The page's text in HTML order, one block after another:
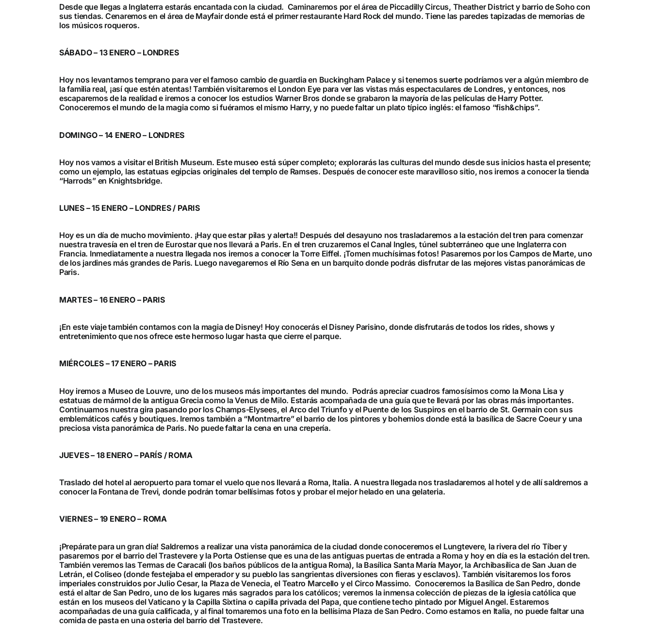
Desde que llegas a Inglaterra estarás encantada con la ciudad. Caminaremos por el área de Piccadilly Circus, Theather District y barrio de Soho con
sus tiendas. Cenaremos en el área de Mayfair donde está el primer restaurante Hard Rock del mundo. Tiene las paredes tapizadas de memorias de
los músicos roqueros.
SÁBADO – 13 ENERO – LONDRES
Hoy nos levantamos temprano para ver el famoso cambio de guardia en Buckingham Palace y si tenemos suerte podríamos ver a algún miembro de
la familia real, ¡así que estén atentas! También visitaremos el London Eye para ver las vistas más espectaculares de Londres, y entonces, nos
escaparemos de la realidad e iremos a conocer los estudios Warner Bros donde se grabaron la mayoría de las películas de Harry Potter.
Conoceremos el mundo de la magia como si fuéramos el mismo Harry, y no puede faltar un plato típico inglés: el famoso “fish&chips”.
DOMINGO – 14 ENERO – LONDRES
Hoy nos vamos a visitar el British Museum. Este museo está súper completo; explorarás las culturas del mundo desde sus inicios hasta el presente;
como un ejemplo, las estatuas egipcias originales del templo de Ramses. Después de conocer este maravilloso sitio, nos iremos a conocer la tienda
“Harrods” en Knightsbridge.
LUNES – 15 ENERO – LONDRES / PARIS
Hoy es un día de mucho movimiento. ¡Hay que estar pilas y alerta!! Después del desayuno nos trasladaremos a la estación del tren para comenzar
nuestra travesía en el tren de Eurostar que nos llevará a Paris. En el tren cruzaremos el Canal Ingles, túnel subterráneo que une Inglaterra con
Francia. Inmediatamente a nuestra llegada nos iremos a conocer la Torre Eiffel. ¡Tomen muchísimas fotos! Pasaremos por los Campos de Marte, uno
de los jardines más grandes de Paris. Luego navegaremos el Río Sena en un barquito donde podrás disfrutar de las mejores vistas panorámicas de
Paris.
MARTES – 16 ENERO – PARIS
¡En este viaje también contamos con la magia de Disney! Hoy conocerás el Disney Parisino, donde disfrutarás de todos los rides, shows y
entretenimiento que nos ofrece este hermoso lugar hasta que cierre el parque.
MIÉRCOLES – 17 ENERO – PARIS
Hoy iremos a Museo de Louvre, uno de los museos más importantes del mundo. Podrás apreciar cuadros famosísimos como la Mona Lisa y
estatuas de mármol de la antigua Grecia como la Venus de Milo. Estarás acompañada de una guía que te llevará por las obras más importantes.
Continuamos nuestra gira pasando por los Champs-Elysees, el Arco del Triunfo y el Puente de los Suspiros en el barrio de St. Germain con sus
emblemáticos cafés y boutiques. Iremos también a “Montmartre” el barrio de los pintores y bohemios donde está la basílica de Sacre Coeur y una
preciosa vista panorámica de Paris. No puede faltar la cena en una crepería.
JUEVES – 18 ENERO – PARÍS / ROMA
Traslado del hotel al aeropuerto para tomar el vuelo que nos llevará a Roma, Italia. A nuestra llegada nos trasladaremos al hotel y de allí saldremos a
conocer la Fontana de Trevi, donde podrán tomar bellísimas fotos y probar el mejor helado en una gelateria.
VIERNES – 19 ENERO – ROMA
¡Prepárate para un gran día! Saldremos a realizar una vista panorámica de la ciudad donde conoceremos el Lungtevere, la rivera del río Tíber y
pasaremos por el barrio del Trastevere y la Porta Ostiense que es una de las antiguas puertas de entrada a Roma y hoy en día es la estación del tren.
También veremos las Termas de Caracali (los baños públicos de la antigua Roma), la Basílica Santa María Mayor, la Archibasílica de San Juan de
Letrán, el Coliseo (donde festejaba el emperador y su pueblo las sangrientas diversiones con fieras y esclavos). También visitaremos los foros
imperiales construidos por Julio Cesar, la Plaza de Venecia, el Teatro Marcello y el Circo Massimo. Conoceremos la Basílica de San Pedro, donde
está el altar de San Pedro, uno de los lugares más sagrados para los católicos; veremos la inmensa colección de piezas de la iglesia católica que
están en los museos del Vaticano y la Capilla Sixtina o capilla privada del Papa, que contiene techo pintado por Miguel Angel. Estaremos
acompañadas de una guía calificada, y al final tomaremos una foto en la bellísima Plaza de San Pedro. Como estamos en Italia, no puede faltar una
comida de pasta en una osteria del barrio del Trastevere.